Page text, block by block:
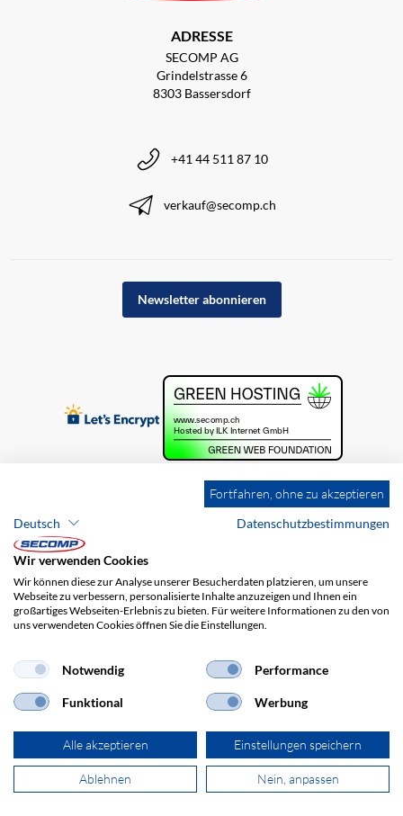
ADRESSE
SECOMP AG
Grindelstrasse 6
8303 Bassersdorf
+41 44 511 87 10
verkauf@secomp.ch
Newsletter abonnieren
Brands Impressum
AGB
Haftungsausschluss
Versandkosten
© 2026 SECOMP AG. Alle Rechte vorbehalten.
powered by polynorm
Fortfahren, ohne zu akzeptieren
Deutsch
Datenschutzbestimmungen
Wir verwenden Cookies
Wir können diese zur Analyse unserer Besucherdaten platzieren, um unsere
Webseite zu verbessern, personalisierte Inhalte anzuzeigen und Ihnen ein
großartiges Webseiten-Erlebnis zu bieten. Für weitere Informationen zu den von
uns verwendeten Cookies öffnen Sie die Einstellungen.
Notwendig Performance
Funktional Werbung
Alle akzeptieren Einstellungen speichern
Ablehnen Nein, anpassen